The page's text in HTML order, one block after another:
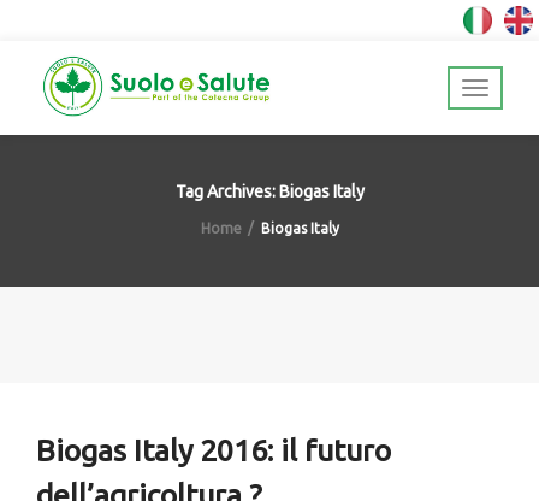
Tag Archives: Biogas Italy
Home Biogas Italy
Biogas Italy 2016: il futuro